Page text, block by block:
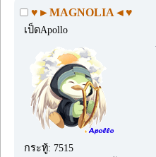
♥►MAGNOLIA◄♥
เป็ดApollo
กระทู้: 7515